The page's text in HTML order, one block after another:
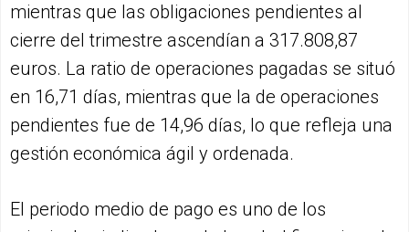
mientras que las obligaciones pendientes al
cierre del trimestre ascendían a 317.808,87
euros. La ratio de operaciones pagadas se situó
en 16,71 días, mientras que la de operaciones
pendientes fue de 14,96 días, lo que refleja una
gestión económica ágil y ordenada.
El periodo medio de pago es uno de los